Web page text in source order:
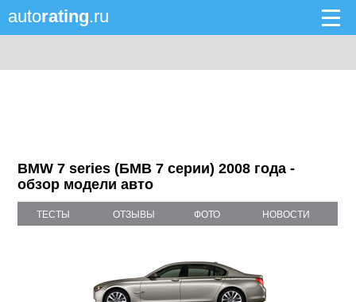
autorating.ru
BMW 7 series (БМВ 7 серии) 2008 года -
обзор модели авто
ТЕСТЫ ОТЗЫВЫ ФОТО НОВОСТИ